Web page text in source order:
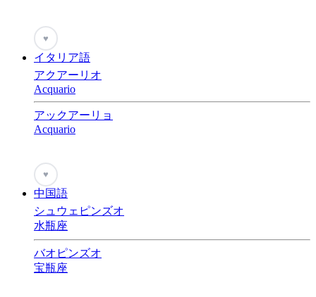
♥
イタリア語
アクアーリオ
Acquario
アックアーリョ
Acquario
♥
中国語
シュウェピンズオ
水瓶座
バオピンズオ
宝瓶座